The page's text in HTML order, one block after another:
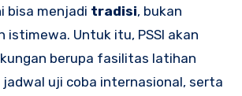
bisa menjadi tradisi, bukan
istimewa. Untuk itu, PSSI akan
berupa fasilitas latihan
jadwal uji coba internasional, serta